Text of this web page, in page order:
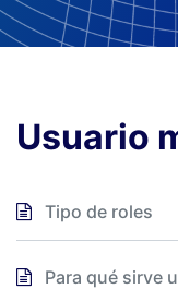
Usuario
Tipo de roles
Para qué sirve